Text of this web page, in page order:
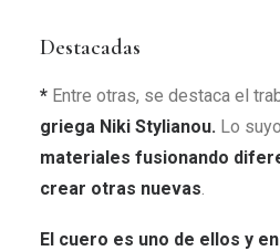
Destacadas
* Entre otras, se destaca el
griega Niki Stylianou. Lo
materiales fusionando
crear otras nuevas.
El cuero es uno de ellos y